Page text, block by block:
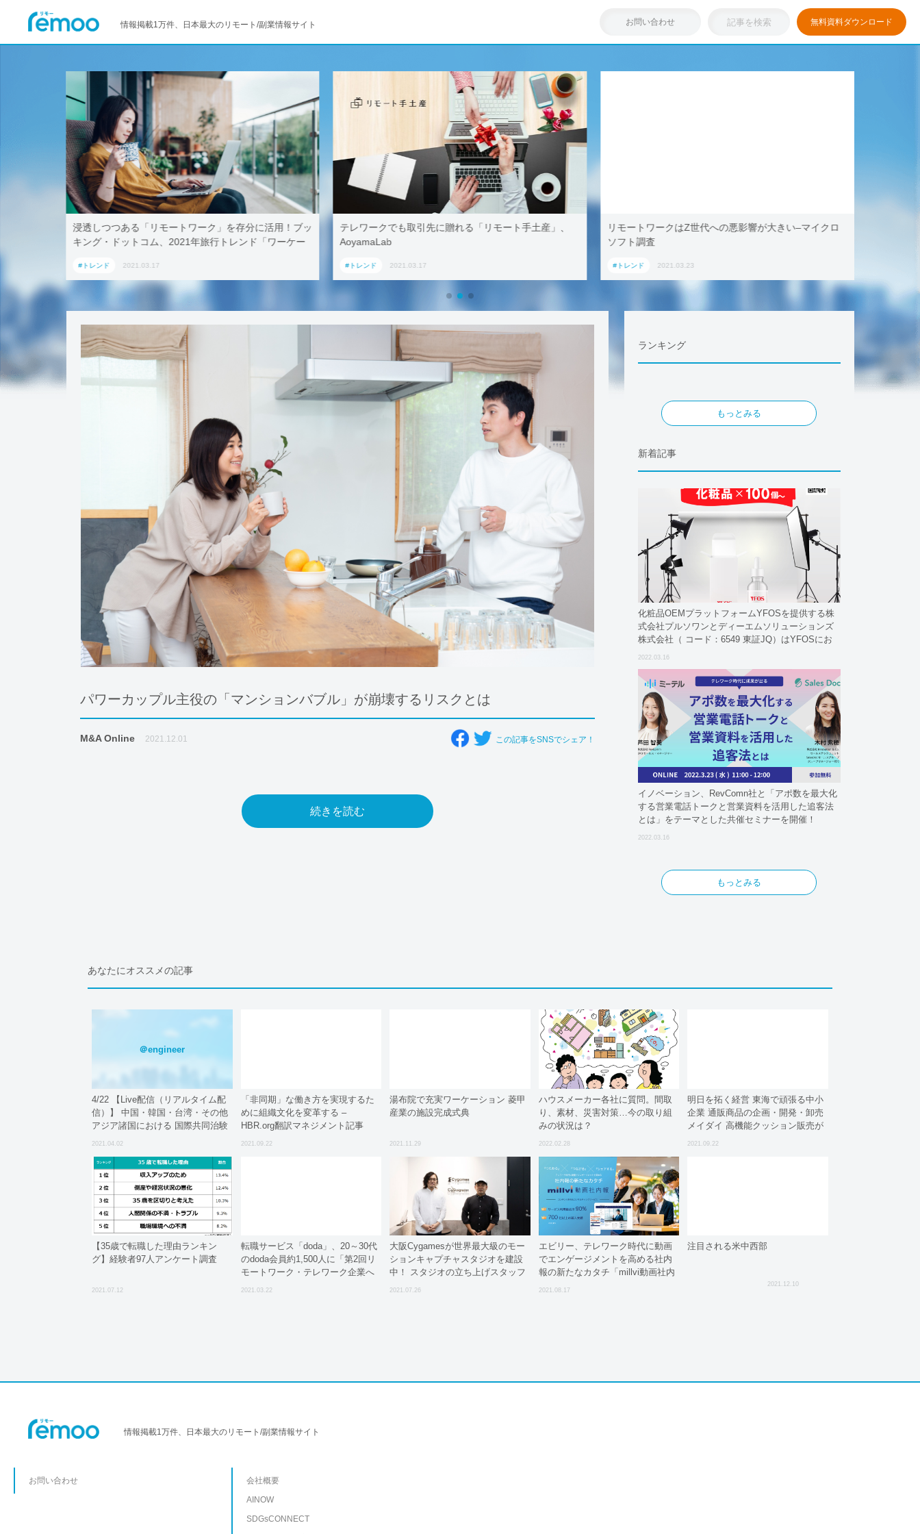
情報掲載1万件、日本最大のリモート/副業情報サイト お問い合わせ 無料資料ダウンロード
テレワークでも取引先に贈れる「リモート手土産」、
AoyamaLab
#トレンド 2021.03.17
リモートワークはZ世代への悪影響が大きい–マイクロ
ソフト調査
#トレンド 2021.03.23
浸透しつつある「リモートワーク」を存分に活用！ブッ
キング・ドットコム、2021年旅行トレンド「ワーケー
#トレンド 2021.03.17
パワーカップル主役の「マンションバブル」が崩壊するリスクとは
M&A Online 2021.12.01 この記事をSNSでシェア！
続きを読む
ランキング
もっとみる
新着記事
化粧品OEMプラットフォームYFOSを提供する株
式会社プルソワンとディーエムソリューションズ
株式会社（ コード：6549 東証JQ）はYFOSにお
2022.03.16
イノベーション、RevComn社と「アポ数を最大化
する営業電話トークと営業資料を活用した追客法
とは」をテーマとした共催セミナーを開催！
2022.03.16
もっとみる
あなたにオススメの記事
＠engineer
4/22 【Live配信（リアルタイム配
信）】 中国・韓国・台湾・その他
アジア諸国における 国際共同治験
2021.04.02
「非同期」な働き方を実現するた
めに組織文化を変革する –
HBR.org翻訳マネジメント記事
2021.09.22
湯布院で充実ワーケーション 菱甲
産業の施設完成式典
2021.11.29
ハウスメーカー各社に質問。間取
り、素材、災害対策…今の取り組
みの状況は？
2022.02.28
明日を拓く経営 東海で頑張る中小
企業 通販商品の企画・開発・卸売
メイダイ 高機能クッション販売が
2021.09.22
【35歳で転職した理由ランキン
グ】経験者97人アンケート調査
2021.07.12
転職サービス「doda」、20～30代
のdoda会員約1,500人に「第2回リ
モートワーク・テレワーク企業へ
の転職に関する意識調査」を実施
2021.03.22
大阪Cygamesが世界最大級のモー
ションキャプチャスタジオを建設
中！ スタジオの立ち上げスタッフ
を大募集！ – インタビュー
2021.07.26
エビリー、テレワーク時代に動画
でエンゲージメントを高める社内
報の新たなカタチ「millvi動画社内
報 動画制作&コンサルティングサ
2021.08.17
注目される米中西部
2021.12.10
情報掲載1万件、日本最大のリモート/副業情報サイト
お問い合わせ
会社概要
AINOW
SDGsCONNECT